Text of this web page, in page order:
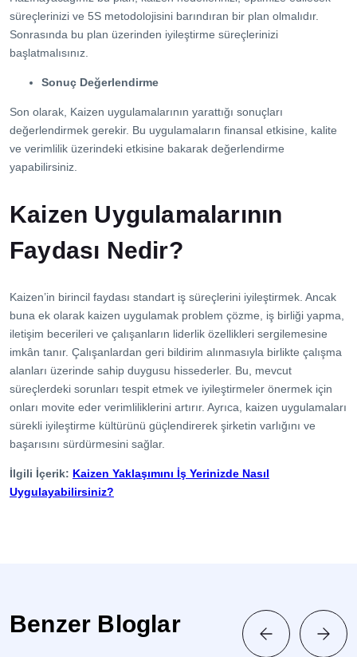
süreçlerinizi ve 5S metodolojisini barındıran bir plan olmalıdır.
Sonrasında bu plan üzerinden iyileştirme süreçlerinizi
başlatmalısınız.
Sonuç Değerlendirme
Son olarak, Kaizen uygulamalarının yarattığı sonuçları
değerlendirmek gerekir. Bu uygulamaların finansal etkisine, kalite
ve verimlilik üzerindeki etkisine bakarak değerlendirme
yapabilirsiniz.
Kaizen Uygulamalarının
Faydası Nedir?
Kaizen’in birincil faydası standart iş süreçlerini iyileştirmek. Ancak
buna ek olarak kaizen uygulamak problem çözme, iş birliği yapma,
iletişim becerileri ve çalışanların liderlik özellikleri sergilemesine
imkân tanır. Çalışanlardan geri bildirim alınmasıyla birlikte çalışma
alanları üzerinde sahip duygusu hissederler. Bu, mevcut
süreçlerdeki sorunları tespit etmek ve iyileştirmeler önermek için
onları movite eder verimliliklerini artırır. Ayrıca, kaizen uygulamaları
sürekli iyileştirme kültürünü güçlendirerek şirketin varlığını ve
başarısını sürdürmesini sağlar.
İlgili İçerik: Kaizen Yaklaşımını İş Yerinizde Nasıl
Uygulayabilirsiniz?
Benzer Bloglar